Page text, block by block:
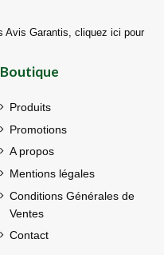
Avis Garantis, cliquez ici pour
Boutique
Produits
Promotions
A propos
Mentions légales
Conditions Générales de
Ventes
Contact